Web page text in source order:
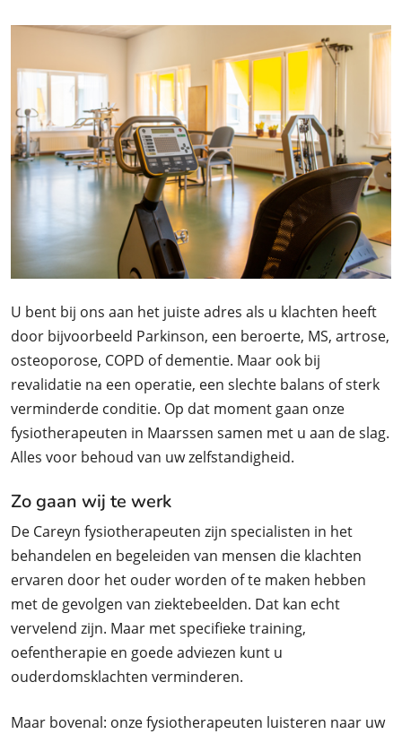
U bent bij ons aan het juiste adres als u klachten heeft
door bijvoorbeeld Parkinson, een beroerte, MS, artrose,
osteoporose, COPD of dementie. Maar ook bij
revalidatie na een operatie, een slechte balans of sterk
verminderde conditie. Op dat moment gaan onze
fysiotherapeuten in Maarssen samen met u aan de slag.
Alles voor behoud van uw zelfstandigheid.
Zo gaan wij te werk
De Careyn fysiotherapeuten zijn specialisten in het
behandelen en begeleiden van mensen die klachten
ervaren door het ouder worden of te maken hebben
met de gevolgen van ziektebeelden. Dat kan echt
vervelend zijn. Maar met specifieke training,
oefentherapie en goede adviezen kunt u
ouderdomsklachten verminderen.
Maar bovenal: onze fysiotherapeuten luisteren naar uw